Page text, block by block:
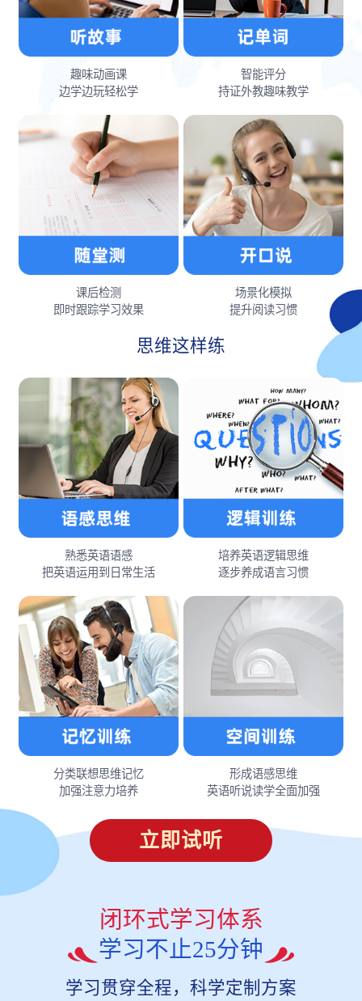
趣味动画课
边学边玩轻松学
智能评分
持证外教趣味教学
课后检测
即时跟踪学习效果
场景化模拟
提升阅读习惯
思维这样练
熟悉英语语感
把英语运用到日常生活
培养英语逻辑思维
逐步养成语言习惯
分类联想思维记忆
加强注意力培养
形成语感思维
英语听说读学全面加强
立即试听
闭环式学习体系
学习不止25分钟
学习贯穿全程，科学定制方案